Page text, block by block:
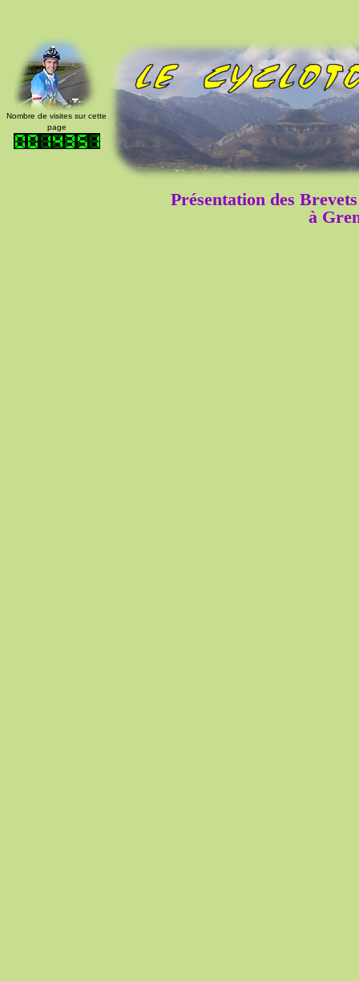
Nombre de visites sur cette
page
Présentation des
à